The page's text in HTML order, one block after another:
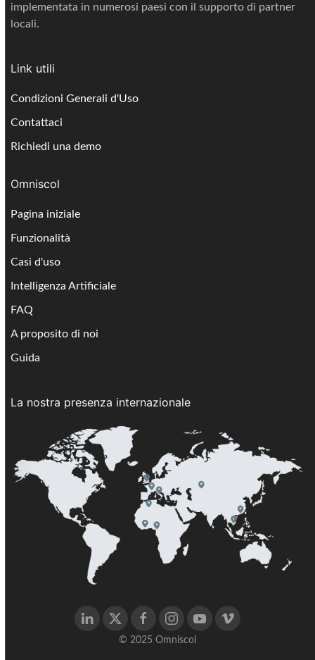
implementata in numerosi paesi con il supporto di partner
locali.
Link utili
Condizioni Generali d'Uso
Contattaci
Richiedi una demo
Omniscol
Pagina iniziale
Funzionalità
Casi d'uso
Intelligenza Artificiale
FAQ
A proposito di noi
Guida
La nostra presenza internazionale
© 2025 Omniscol